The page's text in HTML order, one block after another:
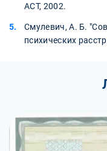
АСТ, 2002.
Смулевич, А. Б.
психических